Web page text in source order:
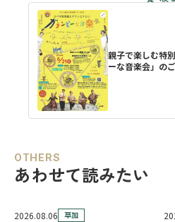
親子で楽しむ特
ーな音楽会」の
OTHERS
あわせて読みたい
2026.08.06 草加